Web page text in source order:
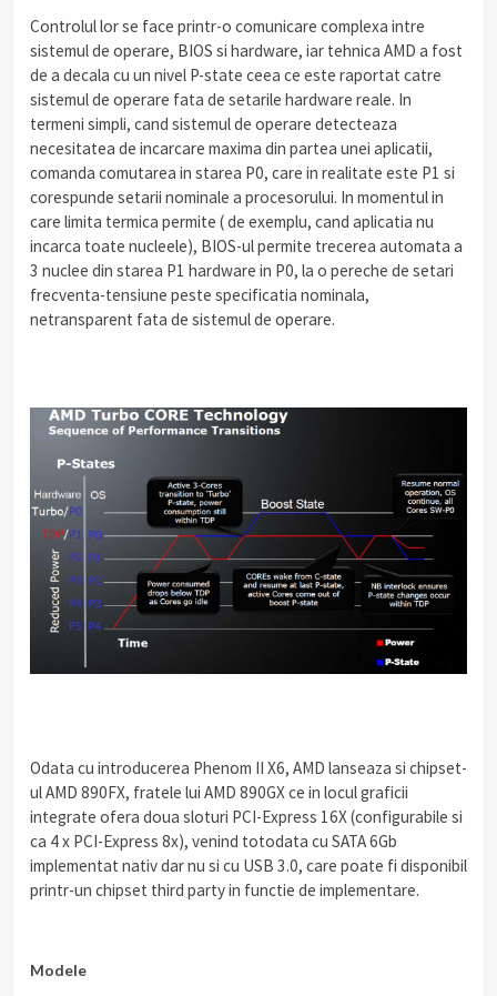
Controlul lor se face printr-o comunicare complexa intre
sistemul de operare, BIOS si hardware, iar tehnica AMD a fost
de a decala cu un nivel P-state ceea ce este raportat catre
sistemul de operare fata de setarile hardware reale. In
termeni simpli, cand sistemul de operare detecteaza
necesitatea de incarcare maxima din partea unei aplicatii,
comanda comutarea in starea P0, care in realitate este P1 si
corespunde setarii nominale a procesorului. In momentul in
care limita termica permite ( de exemplu, cand aplicatia nu
incarca toate nucleele), BIOS-ul permite trecerea automata a
3 nuclee din starea P1 hardware in P0, la o pereche de setari
frecventa-tensiune peste specificatia nominala,
netransparent fata de sistemul de operare.
Odata cu introducerea Phenom II X6, AMD lanseaza si chipset-
ul AMD 890FX, fratele lui AMD 890GX ce in locul graficii
integrate ofera doua sloturi PCI-Express 16X (configurabile si
ca 4 x PCI-Express 8x), venind totodata cu SATA 6Gb
implementat nativ dar nu si cu USB 3.0, care poate fi disponibil
printr-un chipset third party in functie de implementare.
Modele